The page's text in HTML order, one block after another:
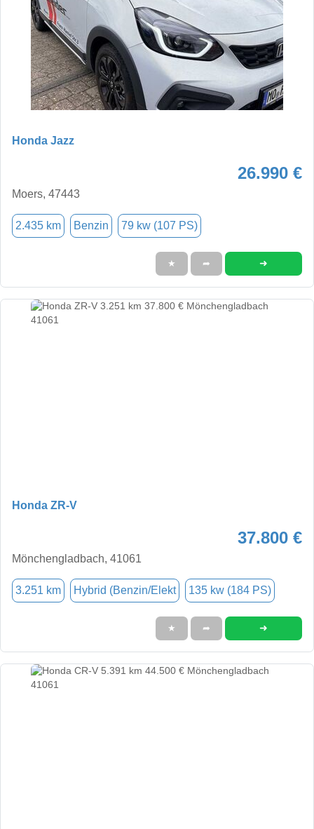
Honda Jazz
26.990 €
Moers, 47443
2.435 km Benzin 79 kw (107 PS)
★ ➦ ➜
Honda ZR-V
37.800 €
Mönchengladbach, 41061
3.251 km Hybrid (Benzin/Elekt 135 kw (184 PS)
★ ➦ ➜